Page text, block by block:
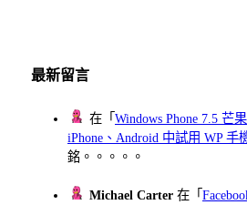
最新留言
在「Windows Phone 7.5 芒
iPhone、Android 中試用 WP 手
銘。。。。。
Michael Carter 在「